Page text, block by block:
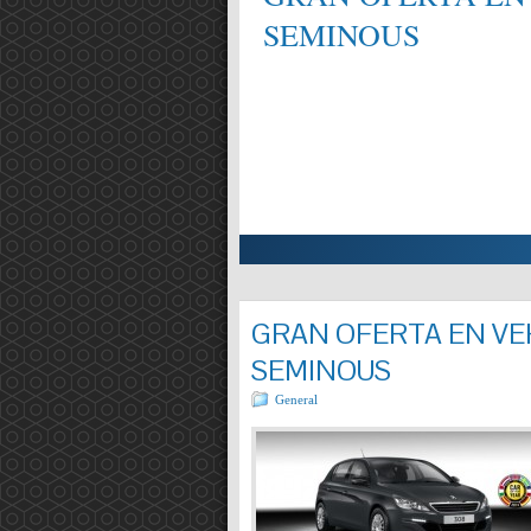
EN MECÀNICA,
Entrada completa »
SEMINOUS
GRAN OFERTA EN
SEMINOUS
General